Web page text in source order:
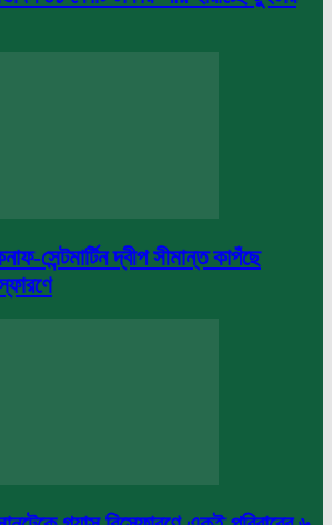
সেন্টমার্টিন দ্বীপ সীমান্ত কাপঁছে